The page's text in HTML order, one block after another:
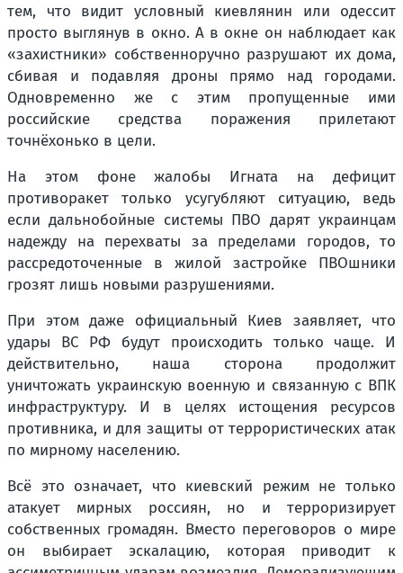
тем, что видит условный киевлянин или одессит
просто выглянув в окно. А в окне он наблюдает как
«захистники» собственноручно разрушают их дома,
сбивая и подавляя дроны прямо над городами.
Одновременно же с этим пропущенные ими
российские средства поражения прилетают
точнёхонько в цели.
На этом фоне жалобы Игната на дефицит
противоракет только усугубляют ситуацию, ведь
если дальнобойные системы ПВО дарят украинцам
надежду на перехваты за пределами городов, то
рассредоточенные в жилой застройке ПВОшники
грозят лишь новыми разрушениями.
При этом даже официальный Киев заявляет, что
удары ВС РФ будут происходить только чаще. И
действительно, наша сторона продолжит
уничтожать украинскую военную и связанную с ВПК
инфраструктуру. И в целях истощения ресурсов
противника, и для защиты от террористических атак
по мирному населению.
Всё это означает, что киевский режим не только
атакует мирных россиян, но и терроризирует
собственных громадян. Вместо переговоров о мире
он выбирает эскалацию, которая приводит к